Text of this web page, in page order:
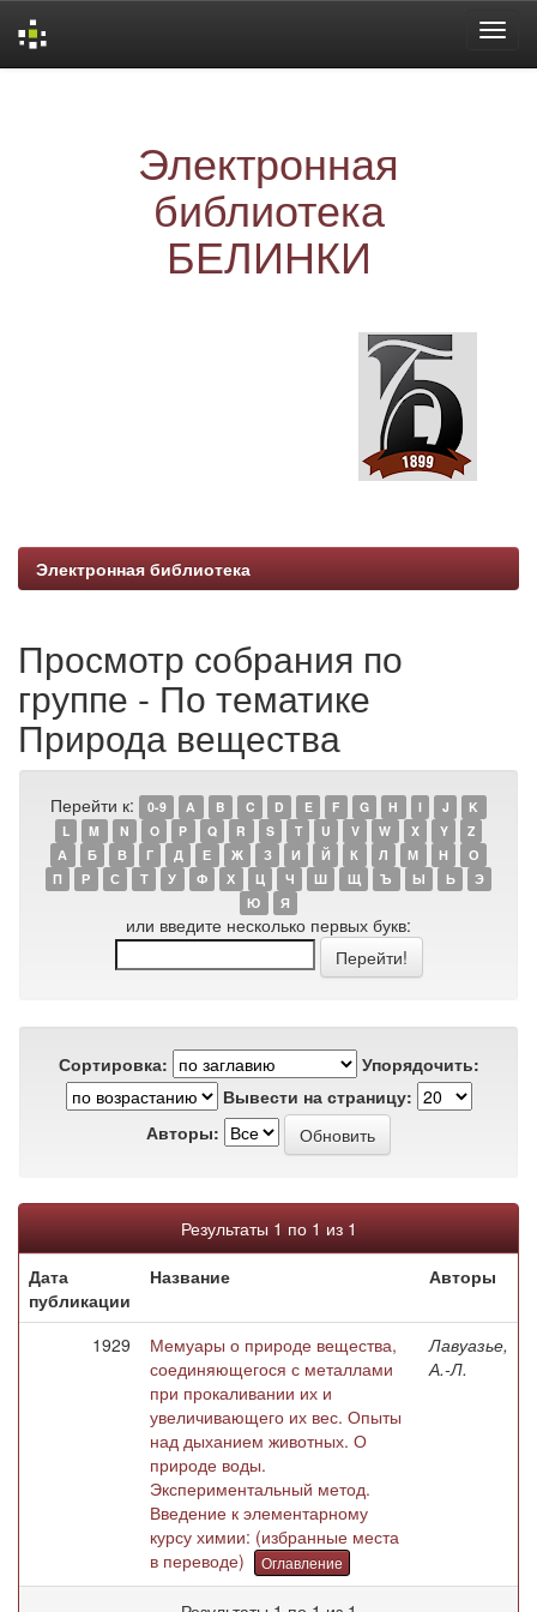
Электронная
библиотека
БЕЛИНКИ
Электронная библиотека
Просмотр собрания по
группе - По тематике
Природа вещества
Перейти к: 0-9 A B C D E F G H I J
K
L
M N O P Q R S T U V W X Y
Z
А
Б В Г Д Е Ж З И Й К Л М Н
О
П
Р С Т У Ф Х Ц Ч Ш Щ Ъ Ы Ь
Э
Ю
Я
или введите несколько первых букв:
Сортировка:
Упорядочить:
Вывести на страницу:
Авторы:
Результаты 1 по 1 из 1
Дата
публикации
Название Авторы
1929
Мемуары о природе вещества,
соединяющегося с металлами
при прокаливании их и
увеличивающего их вес. Опыты
над дыханием животных. О
природе воды.
Экспериментальный метод.
Введение к элементарному
курсу химии: (избранные места
в переводе)
Оглавление
Лавуазье,
А.-Л.